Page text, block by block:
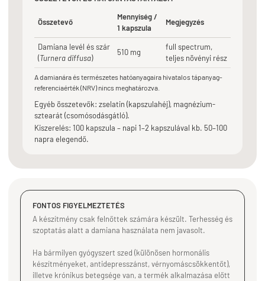
Összetevő
Mennyiség /
1 kapszula
Megjegyzés
Damiana levél és szár
(Turnera diffusa)
510 mg
full spectrum,
teljes növényi rész
A damianára és természetes hatóanyagaira hivatalos tápanyag-
referenciaérték (NRV) nincs meghatározva.
Egyéb összetevők: zselatin (kapszulahéj), magnézium-
sztearát (csomósodásgátló).
Kiszerelés: 100 kapszula – napi 1–2 kapszulával kb. 50–100
napra elegendő.
FONTOS FIGYELMEZTETÉS
A készítmény csak felnőttek számára készült. Terhesség és
szoptatás alatt a damiana használata nem javasolt.
Ha bármilyen gyógyszert szed (különösen hormonális
készítményeket, antidepresszánst, vérnyomáscsökkentőt),
illetve krónikus betegsége van, a termék alkalmazása előtt